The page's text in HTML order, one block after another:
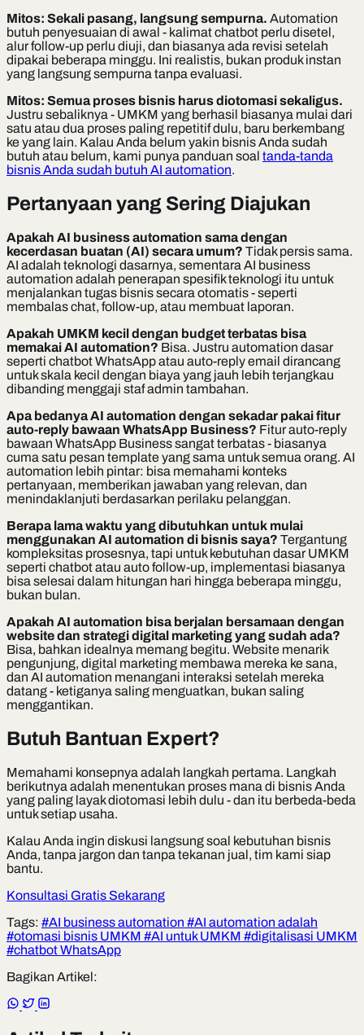
Mitos: Sekali pasang, langsung sempurna. Automation
butuh penyesuaian di awal - kalimat chatbot perlu disetel,
alur follow-up perlu diuji, dan biasanya ada revisi setelah
dipakai beberapa minggu. Ini realistis, bukan produk instan
yang langsung sempurna tanpa evaluasi.
Mitos: Semua proses bisnis harus diotomasi sekaligus.
Justru sebaliknya - UMKM yang berhasil biasanya mulai dari
satu atau dua proses paling repetitif dulu, baru berkembang
ke yang lain. Kalau Anda belum yakin bisnis Anda sudah
butuh atau belum, kami punya panduan soal tanda-tanda
bisnis Anda sudah butuh AI automation.
Pertanyaan yang Sering Diajukan
Apakah AI business automation sama dengan
kecerdasan buatan (AI) secara umum? Tidak persis sama.
AI adalah teknologi dasarnya, sementara AI business
automation adalah penerapan spesifik teknologi itu untuk
menjalankan tugas bisnis secara otomatis - seperti
membalas chat, follow-up, atau membuat laporan.
Apakah UMKM kecil dengan budget terbatas bisa
memakai AI automation? Bisa. Justru automation dasar
seperti chatbot WhatsApp atau auto-reply email dirancang
untuk skala kecil dengan biaya yang jauh lebih terjangkau
dibanding menggaji staf admin tambahan.
Apa bedanya AI automation dengan sekadar pakai fitur
auto-reply bawaan WhatsApp Business? Fitur auto-reply
bawaan WhatsApp Business sangat terbatas - biasanya
cuma satu pesan template yang sama untuk semua orang. AI
automation lebih pintar: bisa memahami konteks
pertanyaan, memberikan jawaban yang relevan, dan
menindaklanjuti berdasarkan perilaku pelanggan.
Berapa lama waktu yang dibutuhkan untuk mulai
menggunakan AI automation di bisnis saya? Tergantung
kompleksitas prosesnya, tapi untuk kebutuhan dasar UMKM
seperti chatbot atau auto follow-up, implementasi biasanya
bisa selesai dalam hitungan hari hingga beberapa minggu,
bukan bulan.
Apakah AI automation bisa berjalan bersamaan dengan
website dan strategi digital marketing yang sudah ada?
Bisa, bahkan idealnya memang begitu. Website menarik
pengunjung, digital marketing membawa mereka ke sana,
dan AI automation menangani interaksi setelah mereka
datang - ketiganya saling menguatkan, bukan saling
menggantikan.
Butuh Bantuan Expert?
Memahami konsepnya adalah langkah pertama. Langkah
berikutnya adalah menentukan proses mana di bisnis Anda
yang paling layak diotomasi lebih dulu - dan itu berbeda-beda
untuk setiap usaha.
Kalau Anda ingin diskusi langsung soal kebutuhan bisnis
Anda, tanpa jargon dan tanpa tekanan jual, tim kami siap
bantu.
Konsultasi Gratis Sekarang
Tags: #AI business automation #AI automation adalah
#otomasi bisnis UMKM #AI untuk UMKM #digitalisasi UMKM
#chatbot WhatsApp
Bagikan Artikel: